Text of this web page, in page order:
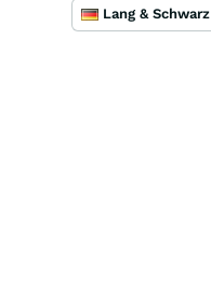
Lang & Schwarz